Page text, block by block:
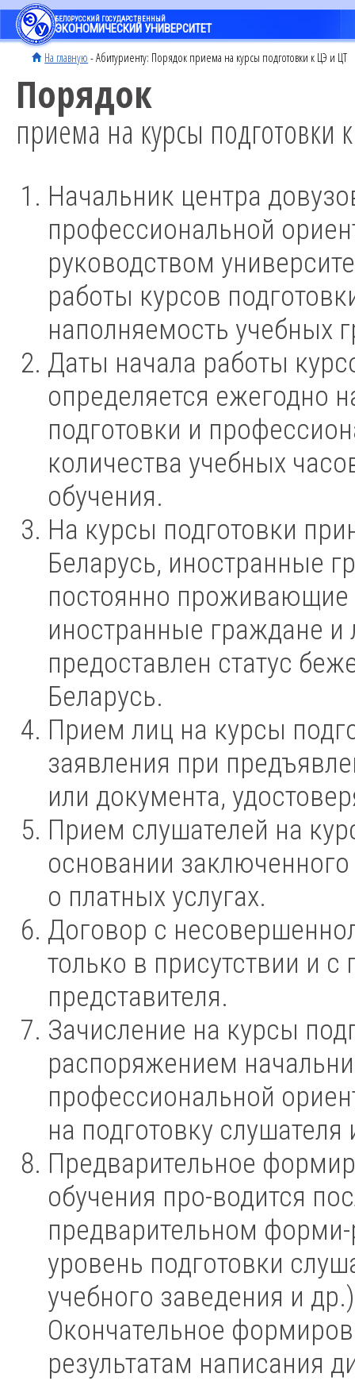
БЕЛОРУССКИЙ ГОСУДАРСТВЕННЫЙ
ЭКОНОМИЧЕСКИЙ УНИВЕРСИТЕТ
На главную - Абитуриенту: Порядок приема на курсы подготовки к ЦЭ и ЦТ
Порядок
приема на курсы подготовки
Начальник центра
профессиональной
руководством
работы курсов
наполняемость учебных
Даты начала работы
определяется ежегодно
подготовки и
количества учебных
обучения.
На курсы подготовки
Беларусь, иностранные
постоянно проживающие
иностранные граждане
предоставлен статус
Беларусь.
Прием лиц на курсы
заявления при
или документа,
Прием слушателей на
основании
о платных услугах.
Договор с
только в присутствии и
представителя.
Зачисление на курсы
распоряжением
профессиональной
на подготовку
Предварительное
обучения про-водится
предварительном
уровень подготовки
учебного заведения и
Окончательное
результатам написания